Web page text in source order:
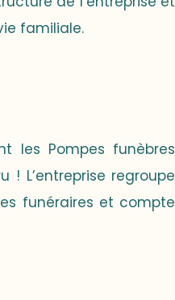
familiale.
les Pompes funèbres
! L’entreprise regroupe
funéraires et compte